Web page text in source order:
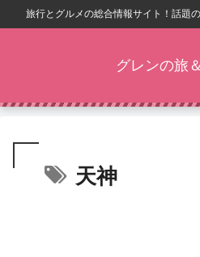
旅行とグルメの総合情報サイト！話題
グレンの旅
天神